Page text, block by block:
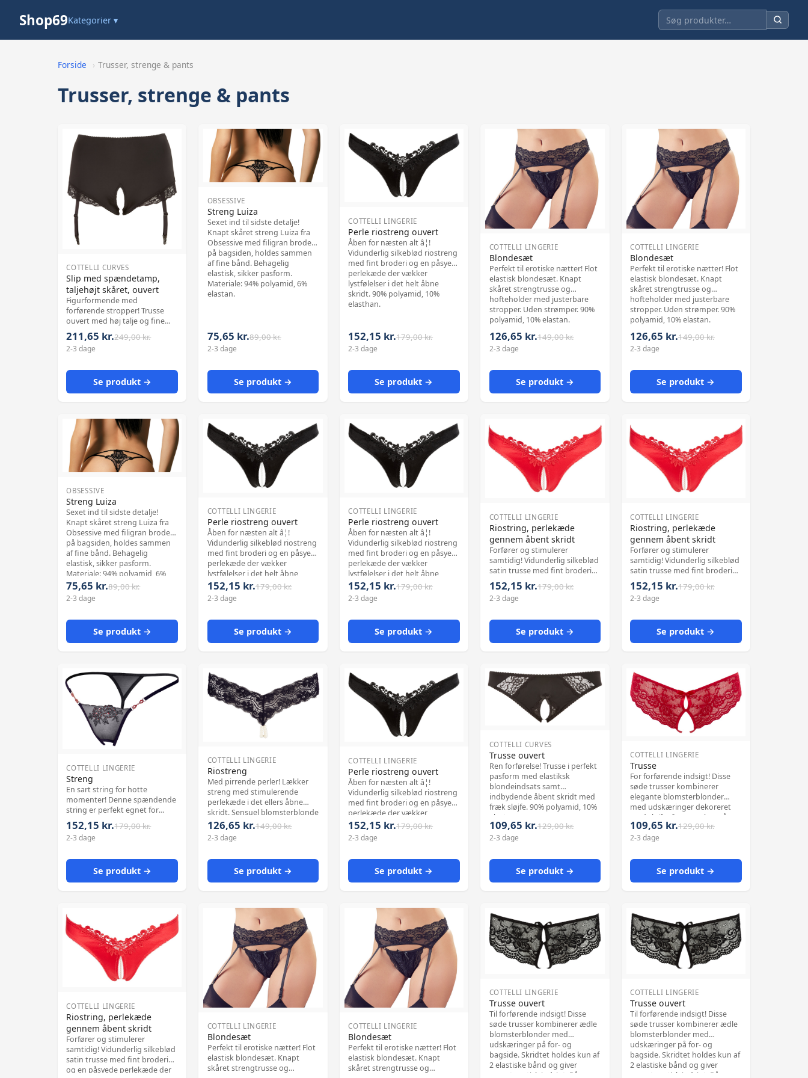
Shop69Kategorier ▾
Forside › Trusser, strenge & pants
Trusser, strenge & pants
COTTELLI CURVES
Slip med spændetamp,
taljehøjt skåret, ouvert
Figurformende med
forførende stropper! Trusse
ouvert med høj talje og fine
blomsterblonder ved
benudskæringen. De
forførende strømpeholdere er
også tages helt af. Med
figurbetonet snit og fast stof i
front, der modellerer m
211,65 kr.249,00 kr.
2-3 dage
Se produkt →
OBSESSIVE
Streng Luiza
Sexet ind til sidste detalje!
Knapt skåret streng Luiza fra
Obsessive med filigran broderi
på bagsiden, holdes sammen
af fine bånd. Behagelig
elastisk, sikker pasform.
Materiale: 94% polyamid, 6%
elastan.
75,65 kr.89,00 kr.
2-3 dage
Se produkt →
COTTELLI LINGERIE
Perle riostreng ouvert
Åben for næsten alt â¦!
Vidunderlig silkeblød riostreng
med fint broderi og en påsyet
perlekæde der vækker
lystfølelser i det helt åbne
skridt. 90% polyamid, 10%
elasthan.
152,15 kr.179,00 kr.
2-3 dage
Se produkt →
COTTELLI LINGERIE
Blondesæt
Perfekt til erotiske nætter! Flot
elastisk blondesæt. Knapt
skåret strengtrusse og
hofteholder med justerbare
stropper. Uden strømper. 90%
polyamid, 10% elastan.
126,65 kr.149,00 kr.
2-3 dage
Se produkt →
COTTELLI LINGERIE
Blondesæt
Perfekt til erotiske nætter! Flot
elastisk blondesæt. Knapt
skåret strengtrusse og
hofteholder med justerbare
stropper. Uden strømper. 90%
polyamid, 10% elastan.
126,65 kr.149,00 kr.
2-3 dage
Se produkt →
OBSESSIVE
Streng Luiza
Sexet ind til sidste detalje!
Knapt skåret streng Luiza fra
Obsessive med filigran broderi
på bagsiden, holdes sammen
af fine bånd. Behagelig
elastisk, sikker pasform.
Materiale: 94% polyamid, 6%
elastan.
75,65 kr.89,00 kr.
2-3 dage
Se produkt →
COTTELLI LINGERIE
Perle riostreng ouvert
Åben for næsten alt â¦!
Vidunderlig silkeblød riostreng
med fint broderi og en påsyet
perlekæde der vækker
lystfølelser i det helt åbne
skridt. 90% polyamid, 10%
elasthan.
152,15 kr.179,00 kr.
2-3 dage
Se produkt →
COTTELLI LINGERIE
Perle riostreng ouvert
Åben for næsten alt â¦!
Vidunderlig silkeblød riostreng
med fint broderi og en påsyet
perlekæde der vækker
lystfølelser i det helt åbne
skridt. 90% polyamid, 10%
elasthan.
152,15 kr.179,00 kr.
2-3 dage
Se produkt →
COTTELLI LINGERIE
Riostring, perlekæde
gennem åbent skridt
Forfører og stimulerer
samtidig! Vidunderlig silkeblød
satin trusse med fint broderi
og en påsyede perlekæde der
vækker lystfølelser i det helt
åbne skridt. Materiale: 90%
152,15 kr.179,00 kr.
2-3 dage
Se produkt →
COTTELLI LINGERIE
Riostring, perlekæde
gennem åbent skridt
Forfører og stimulerer
samtidig! Vidunderlig silkeblød
satin trusse med fint broderi
og en påsyede perlekæde der
vækker lystfølelser i det helt
åbne skridt. Materiale: 90%
152,15 kr.179,00 kr.
2-3 dage
Se produkt →
COTTELLI LINGERIE
Streng
En sart string for hotte
momenter! Denne spændende
string er perfekt egnet for
varme nætter og meget mere.
I skridtet dejlig åbent, for
hurtig sex-sjov og foran sart
broderier og rhinestone-
elementer på siden. 100%
polyamid.
152,15 kr.179,00 kr.
2-3 dage
Se produkt →
COTTELLI LINGERIE
Riostreng
Med pirrende perler! Lækker
streng med stimulerende
perlekæde i det ellers åbne
skridt. Sensuel blomsterblonde
giver et sexet look. 90%
polyamid, 10% elastan.
126,65 kr.149,00 kr.
2-3 dage
Se produkt →
COTTELLI LINGERIE
Perle riostreng ouvert
Åben for næsten alt â¦!
Vidunderlig silkeblød riostreng
med fint broderi og en påsyet
perlekæde der vækker
lystfølelser i det helt åbne
skridt. 90% polyamid, 10%
elasthan.
152,15 kr.179,00 kr.
2-3 dage
Se produkt →
COTTELLI CURVES
Trusse ouvert
Ren forførelse! Trusse i perfekt
pasform med elastiksk
blondeindsats samt
indbydende åbent skridt med
fræk sløjfe. 90% polyamid, 10%
elastan.
109,65 kr.129,00 kr.
2-3 dage
Se produkt →
COTTELLI LINGERIE
Trusse
For forførende indsigt! Disse
søde trusser kombinerer
elegante blomsterblonder
med udskæringer dekoreret
med sløjfer foran og bagpå.
Skridtet holdes kun af 2
elastiske bånd som sikrer høj-
den høje elastan-andel er
trussen beh
109,65 kr.129,00 kr.
2-3 dage
Se produkt →
COTTELLI LINGERIE
Riostring, perlekæde
gennem åbent skridt
Forfører og stimulerer
samtidig! Vidunderlig silkeblød
satin trusse med fint broderi
og en påsyede perlekæde der
COTTELLI LINGERIE
Blondesæt
Perfekt til erotiske nætter! Flot
elastisk blondesæt. Knapt
skåret strengtrusse og
COTTELLI LINGERIE
Blondesæt
Perfekt til erotiske nætter! Flot
elastisk blondesæt. Knapt
skåret strengtrusse og
COTTELLI LINGERIE
Trusse ouvert
Til forførende indsigt! Disse
søde trusser kombinerer ædle
blomsterblonder med
udskæringer på for- og
bagside. Skridtet holdes kun af
2 elastiske bånd og giver
meget erotisk indsigt. På
COTTELLI LINGERIE
Trusse ouvert
Til forførende indsigt! Disse
søde trusser kombinerer ædle
blomsterblonder med
udskæringer på for- og
bagside. Skridtet holdes kun af
2 elastiske bånd og giver
meget erotisk indsigt. På